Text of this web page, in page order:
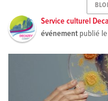
Service culturel
événement publié